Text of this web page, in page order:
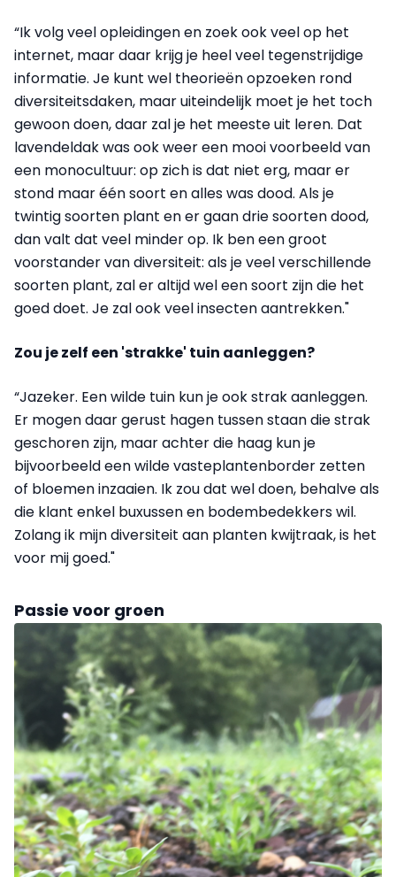
“Ik volg veel opleidingen en zoek ook veel op het
internet, maar daar krijg je heel veel tegenstrijdige
informatie. Je kunt wel theorieën opzoeken rond
diversiteitsdaken, maar uiteindelijk moet je het toch
gewoon doen, daar zal je het meeste uit leren. Dat
lavendeldak was ook weer een mooi voorbeeld van
een monocultuur: op zich is dat niet erg, maar er
stond maar één soort en alles was dood. Als je
twintig soorten plant en er gaan drie soorten dood,
dan valt dat veel minder op. Ik ben een groot
voorstander van diversiteit: als je veel verschillende
soorten plant, zal er altijd wel een soort zijn die het
goed doet. Je zal ook veel insecten aantrekken."
Zou je zelf een 'strakke' tuin aanleggen?
“Jazeker. Een wilde tuin kun je ook strak aanleggen.
Er mogen daar gerust hagen tussen staan die strak
geschoren zijn, maar achter die haag kun je
bijvoorbeeld een wilde vasteplantenborder zetten
of bloemen inzaaien. Ik zou dat wel doen, behalve als
die klant enkel buxussen en bodembedekkers wil.
Zolang ik mijn diversiteit aan planten kwijtraak, is het
voor mij goed."
Passie voor groen